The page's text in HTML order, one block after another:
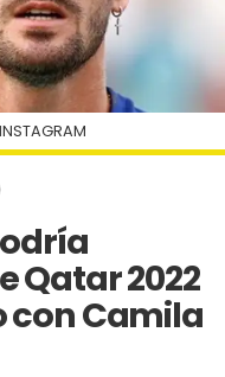
Qatar 2022
con Camila